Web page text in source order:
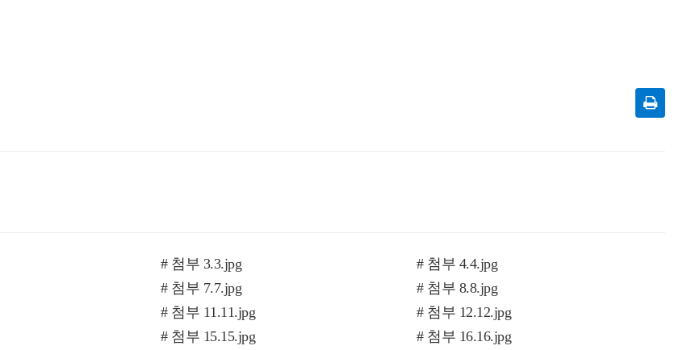
# 첨부 3.3.jpg
# 첨부 4.4.jpg
# 첨부 7.7.jpg
# 첨부 8.8.jpg
# 첨부 11.11.jpg
# 첨부 12.12.jpg
# 첨부 15.15.jpg
# 첨부 16.16.jpg